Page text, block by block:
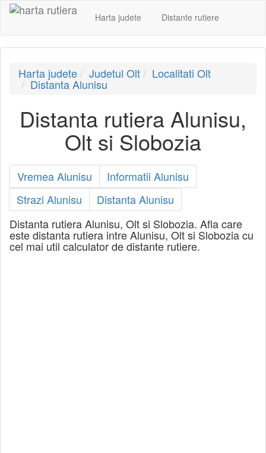
Harta judete Distante rutiere
Harta judete Judetul Olt Localitati Olt
Distanta Alunisu
Distanta rutiera Alunisu,
Olt si Slobozia
Vremea Alunisu
Informatii Alunisu
Strazi Alunisu
Distanta Alunisu
Distanta rutiera Alunisu, Olt si Slobozia. Afla care
este distanta rutiera intre Alunisu, Olt si Slobozia cu
cel mai util calculator de distante rutiere.